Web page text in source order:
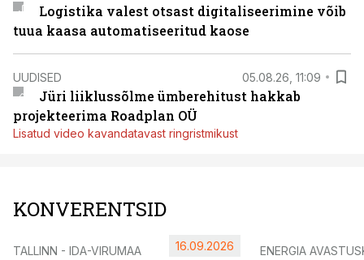
Logistika valest otsast digitaliseerimine võib
tuua kaasa automatiseeritud kaose
UUDISED 05.08.26, 11:09
Jüri liiklussõlme ümberehitust hakkab
projekteerima Roadplan OÜ
Lisatud video kavandatavast ringristmikust
KONVERENTSID
TALLINN - IDA-VIRUMAA 16.09.2026 ENERGIA